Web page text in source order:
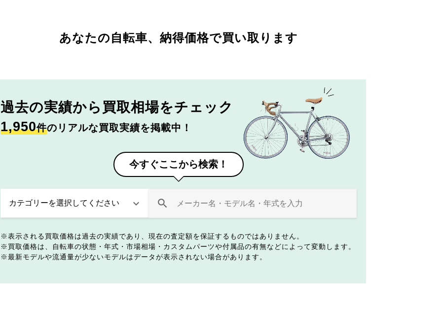
あなたの自転車、 納得価格で買い取ります
過去の実績から 買取相場をチェック
1,950件のリアルな買取実績を掲載中！
今すぐここから検索！
表示される買取価格は過去の実績であり、現在の査定額を保証するものではありません。
買取価格は、自転車の状態・年式・市場相場・カスタムパーツや付属品の有無などによって変動します。
最新モデルや流通量が少ないモデルはデータが表示されない場合があります。